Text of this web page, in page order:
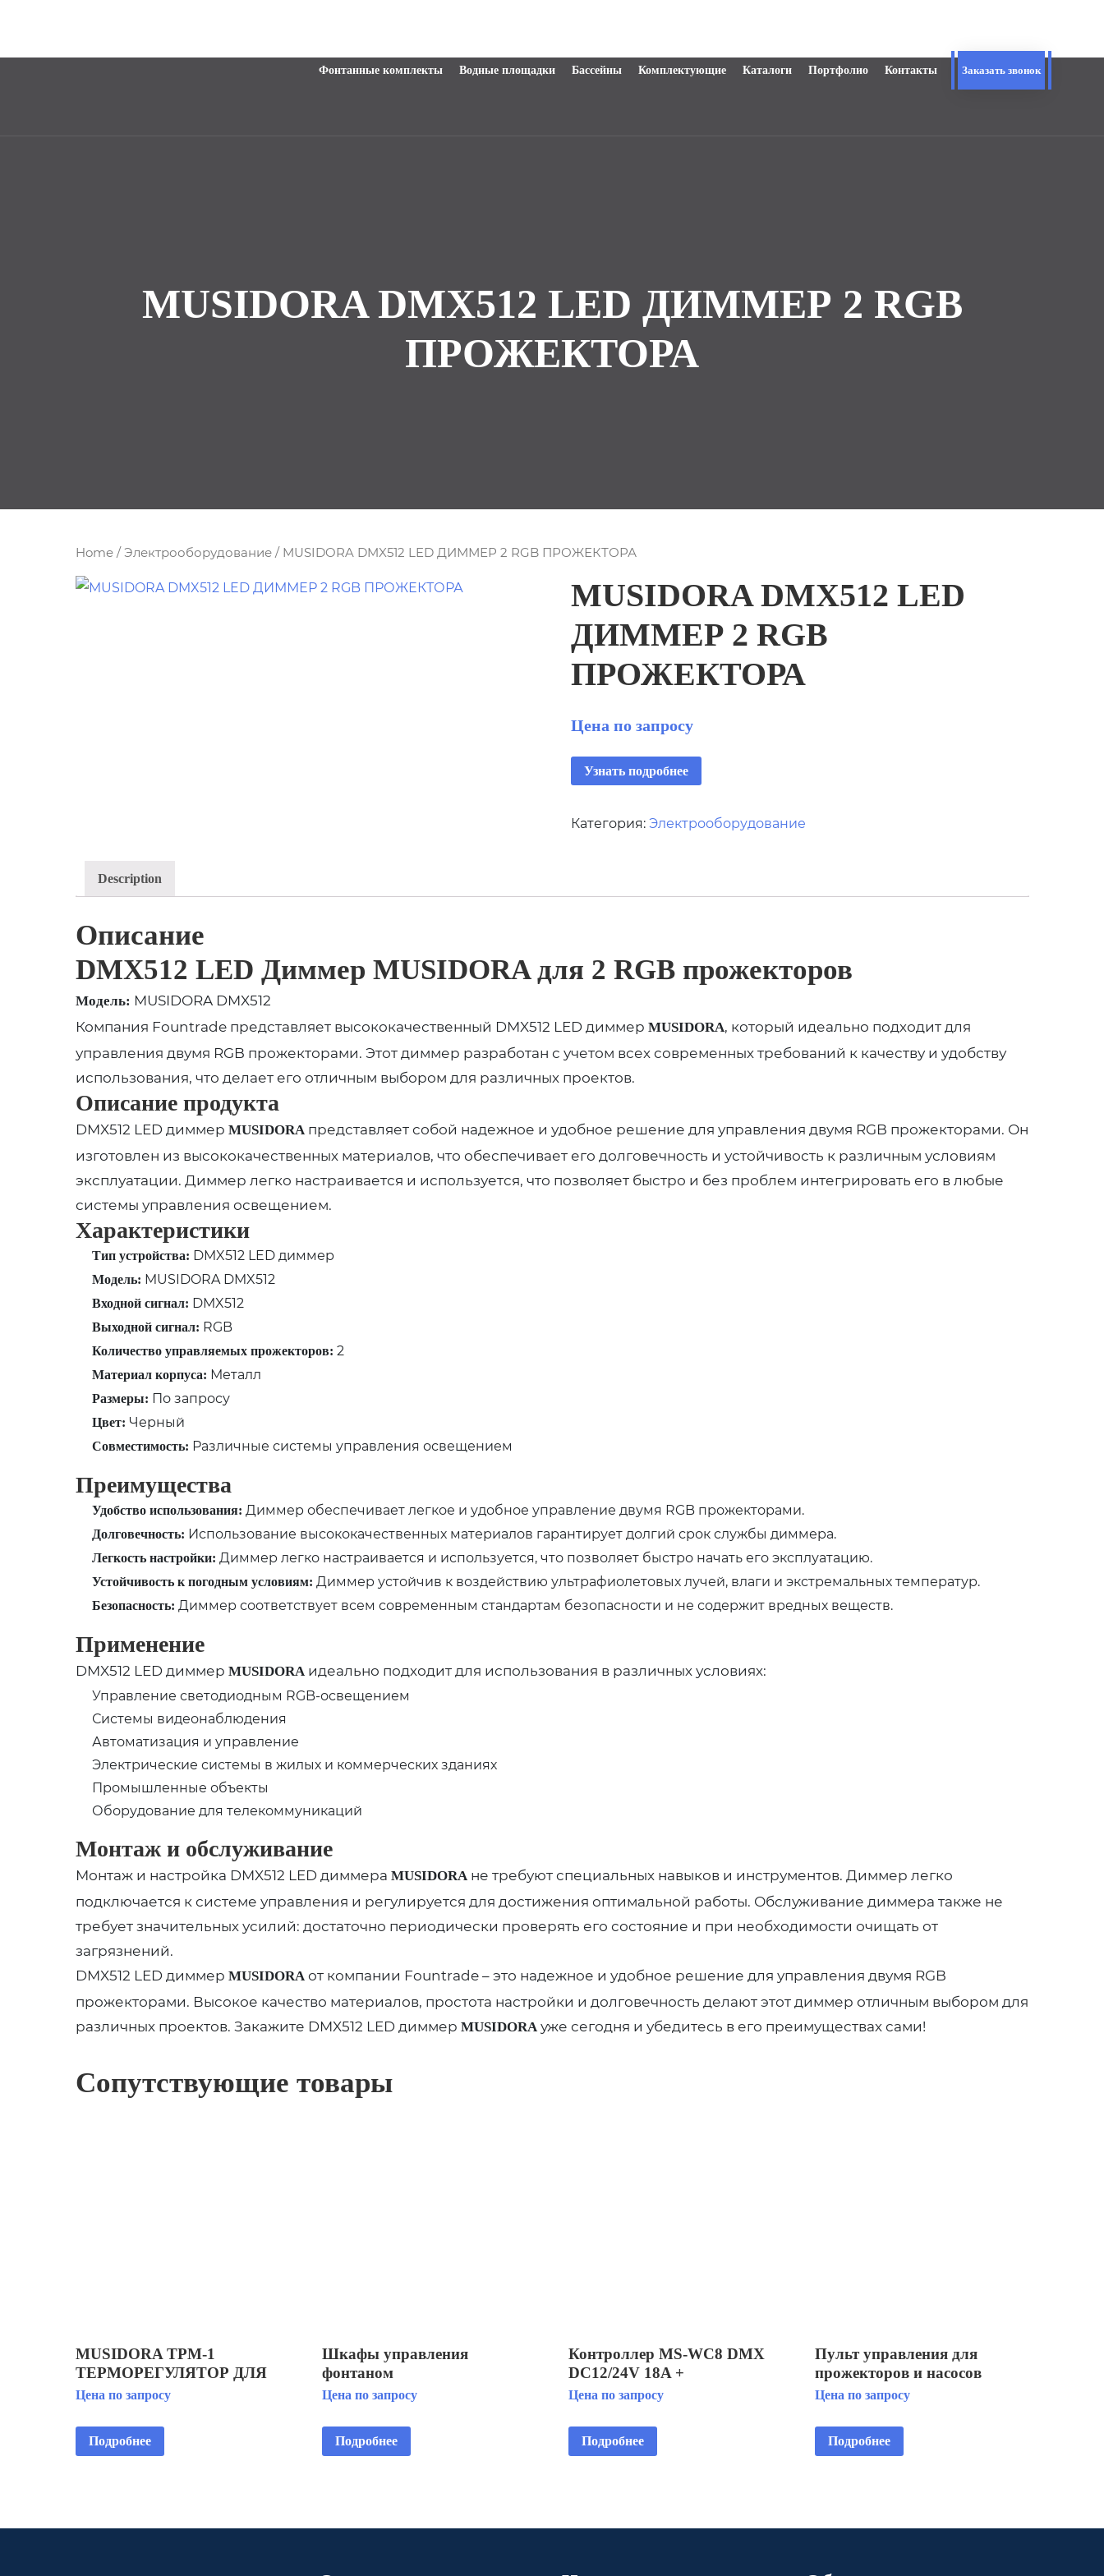
Фонтанные комплекты Водные площадки Бассейны Комплектующие Каталоги Портфолио Контакты Заказать звонок
MUSIDORA DMX512 LED ДИММЕР 2 RGB
ПРОЖЕКТОРА
Home/Электрооборудование/ MUSIDORA DMX512 LED ДИММЕР 2 RGB ПРОЖЕКТОРА
MUSIDORA DMX512 LED
ДИММЕР 2 RGB
ПРОЖЕКТОРА
Цена по запросу
Узнать подробнее
Категория:Электрооборудование
Description
Описание
DMX512 LED Диммер MUSIDORA для 2 RGB прожекторов
Модель: MUSIDORA DMX512
Компания Fountrade представляет высококачественный DMX512 LED диммер MUSIDORA, который идеально подходит для
управления двумя RGB прожекторами. Этот диммер разработан с учетом всех современных требований к качеству и удобству
использования, что делает его отличным выбором для различных проектов.
Описание продукта
DMX512 LED диммер MUSIDORA представляет собой надежное и удобное решение для управления двумя RGB прожекторами. Он
изготовлен из высококачественных материалов, что обеспечивает его долговечность и устойчивость к различным условиям
эксплуатации. Диммер легко настраивается и используется, что позволяет быстро и без проблем интегрировать его в любые
системы управления освещением.
Характеристики
Тип устройства: DMX512 LED диммер
Модель: MUSIDORA DMX512
Входной сигнал: DMX512
Выходной сигнал: RGB
Количество управляемых прожекторов: 2
Материал корпуса: Металл
Размеры: По запросу
Цвет: Черный
Совместимость: Различные системы управления освещением
Преимущества
Удобство использования: Диммер обеспечивает легкое и удобное управление двумя RGB прожекторами.
Долговечность: Использование высококачественных материалов гарантирует долгий срок службы диммера.
Легкость настройки: Диммер легко настраивается и используется, что позволяет быстро начать его эксплуатацию.
Устойчивость к погодным условиям: Диммер устойчив к воздействию ультрафиолетовых лучей, влаги и экстремальных температур.
Безопасность: Диммер соответствует всем современным стандартам безопасности и не содержит вредных веществ.
Применение
DMX512 LED диммер MUSIDORA идеально подходит для использования в различных условиях:
Управление светодиодным RGB-освещением
Системы видеонаблюдения
Автоматизация и управление
Электрические системы в жилых и коммерческих зданиях
Промышленные объекты
Оборудование для телекоммуникаций
Монтаж и обслуживание
Монтаж и настройка DMX512 LED диммера MUSIDORA не требуют специальных навыков и инструментов. Диммер легко
подключается к системе управления и регулируется для достижения оптимальной работы. Обслуживание диммера также не
требует значительных усилий: достаточно периодически проверять его состояние и при необходимости очищать от
загрязнений.
DMX512 LED диммер MUSIDORA от компании Fountrade – это надежное и удобное решение для управления двумя RGB
прожекторами. Высокое качество материалов, простота настройки и долговечность делают этот диммер отличным выбором для
различных проектов. Закажите DMX512 LED диммер MUSIDORA уже сегодня и убедитесь в его преимуществах сами!
Сопутствующие товары
MUSIDORA ТРМ-1
ТЕРМОРЕГУЛЯТОР ДЛЯ
ЭЛЕКТРИЧЕСКИХ
Цена по запросу
Подробнее
Шкафы управления
фонтаном
Цена по запросу
Подробнее
Контроллер MS-WC8 DMX
DC12/24V 18A +
дистанционный пульт /
Цена по запросу
Подробнее
Пульт управления для
прожекторов и насосов
MUSIDORA
Цена по запросу
Подробнее